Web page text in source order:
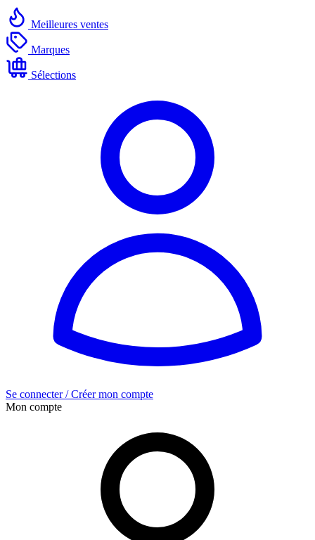
Meilleures ventes
Marques
Sélections
Se connecter / Créer mon compte
Mon compte